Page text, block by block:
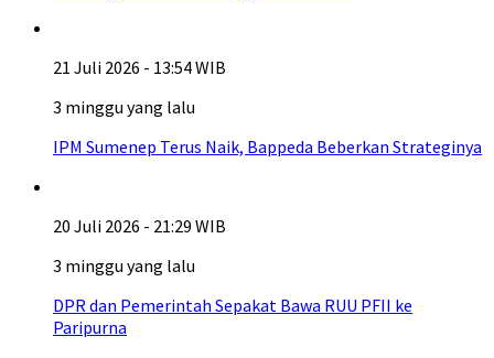
21 Juli 2026 - 13:54 WIB
3 minggu yang lalu
IPM Sumenep Terus Naik, Bappeda Beberkan Strateginya
20 Juli 2026 - 21:29 WIB
3 minggu yang lalu
DPR dan Pemerintah Sepakat Bawa RUU PFII ke
Paripurna